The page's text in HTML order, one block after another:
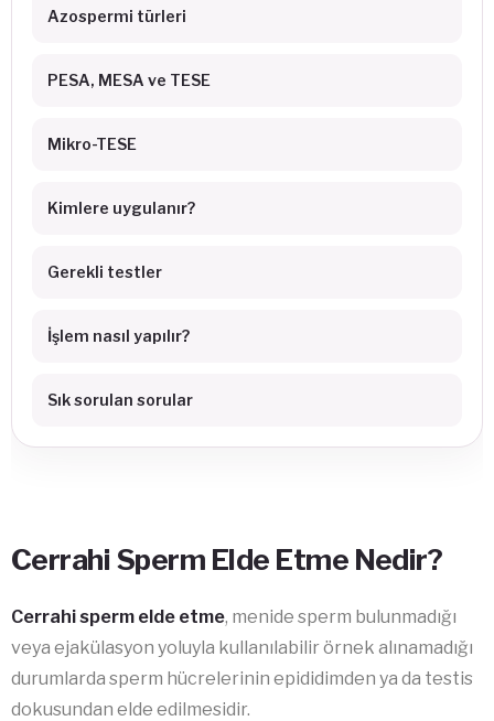
Azospermi türleri
PESA, MESA ve TESE
Mikro-TESE
Kimlere uygulanır?
Gerekli testler
İşlem nasıl yapılır?
Sık sorulan sorular
Cerrahi Sperm Elde Etme Nedir?
Cerrahi sperm elde etme, menide sperm bulunmadığı
veya ejakülasyon yoluyla kullanılabilir örnek alınamadığı
durumlarda sperm hücrelerinin epididimden ya da testis
dokusundan elde edilmesidir.